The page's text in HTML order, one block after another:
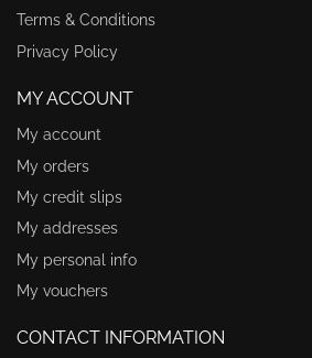
Terms & Conditions
Privacy Policy
MY ACCOUNT
My account
My orders
My credit slips
My addresses
My personal info
My vouchers
CONTACT INFORMATION